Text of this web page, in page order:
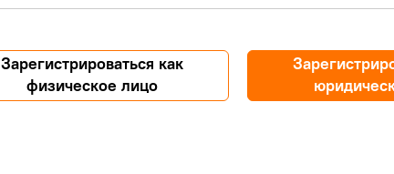
Зарегистрироваться как
физическое лицо